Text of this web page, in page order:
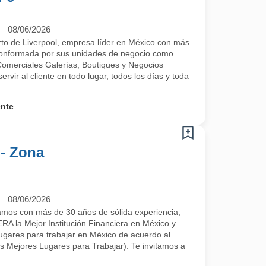
08/06/2026
de Liverpool, empresa líder en México con más
por sus unidades de negocio como
Galerías, Boutiques y Negocios
al cliente en todo lugar, todos los días y toda
Zona
08/06/2026
con más de 30 años de sólida experiencia,
la Mejor Institución Financiera en México y
para trabajar en México de acuerdo al
Mejores Lugares para Trabajar). Te invitamos a